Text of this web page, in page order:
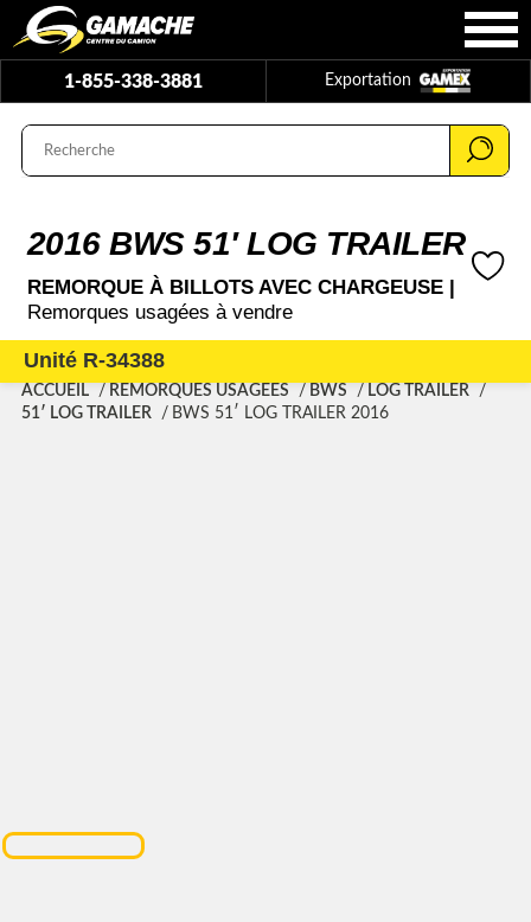
1-855-338-3881 Exportation
2016 BWS 51′ LOG TRAILER
REMORQUE À BILLOTS AVEC CHARGEUSE |
Remorques usagées à vendre
Unité R-34388
ACCUEIL REMORQUES USAGÉES BWS
LOG TRAILER
51′ LOG TRAILER
BWS 51′ LOG TRAILER 2016